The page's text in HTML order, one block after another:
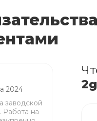
2024
заводской
Работа на